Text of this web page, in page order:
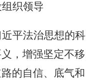
织领导
平法治思想的科
，增强坚定不移
的自信、底气和